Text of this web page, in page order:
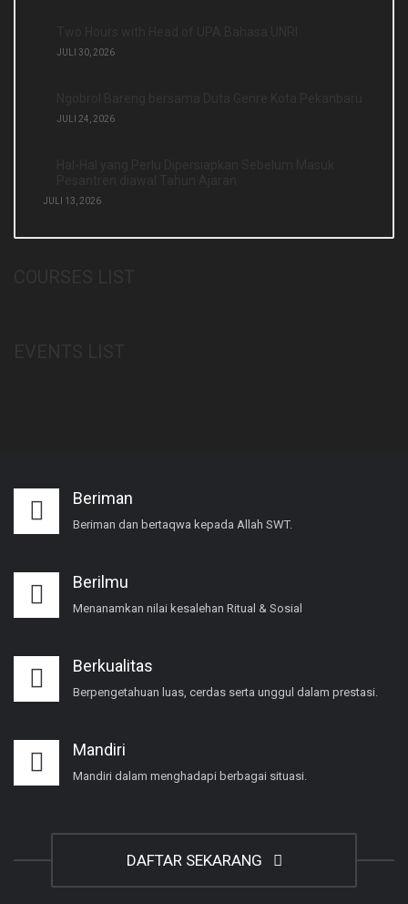
JULI 30, 2026
JULI 24, 2026
JULI 13, 2026
Beriman
Beriman dan bertaqwa kepada Allah SWT.
Berilmu
Menanamkan nilai kesalehan Ritual & Sosial
Berkualitas
Berpengetahuan luas, cerdas serta unggul dalam prestasi.
Mandiri
Mandiri dalam menghadapi berbagai situasi.
DAFTAR SEKARANG